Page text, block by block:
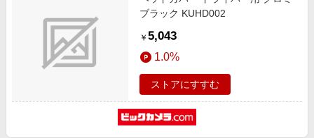
ブラック KUHD002
￥ 5,043
1.0%
ストアにすすむ